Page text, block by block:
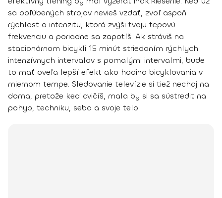
sa obľúbených strojov nevieš vzdať, zvoľ aspoň
rýchlosť a intenzitu, ktorá zvýši tvoju tepovú
frekvenciu a poriadne sa zapotíš. Ak stráviš na
stacionárnom bicykli 15 minút striedaním rýchlych
intenzívnych intervalov s pomalými intervalmi, bude
to mať oveľa lepší efekt ako hodina bicyklovania v
miernom tempe. Sledovanie televízie si tiež nechaj na
doma, pretože keď cvičíš, mala by si sa sústrediť na
pohyb, techniku, seba a svoje telo.